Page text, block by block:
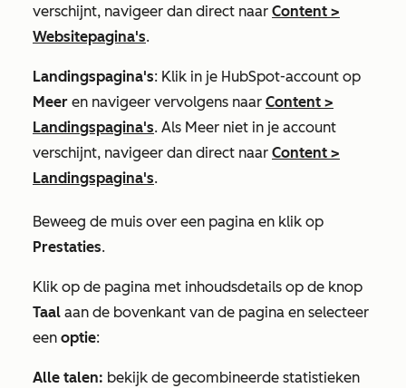
verschijnt, navigeer dan direct naar Content >
Websitepagina's.
Landingspagina's: Klik in je HubSpot-account op
Meer en navigeer vervolgens naar Content >
Landingspagina's. Als Meer niet in je account
verschijnt, navigeer dan direct naar Content >
Landingspagina's.
Beweeg de muis over een pagina en klik op
Prestaties.
Klik op de pagina met inhoudsdetails op de knop
Taal aan de bovenkant van de pagina en selecteer
een optie:
Alle talen: bekijk de gecombineerde statistieken